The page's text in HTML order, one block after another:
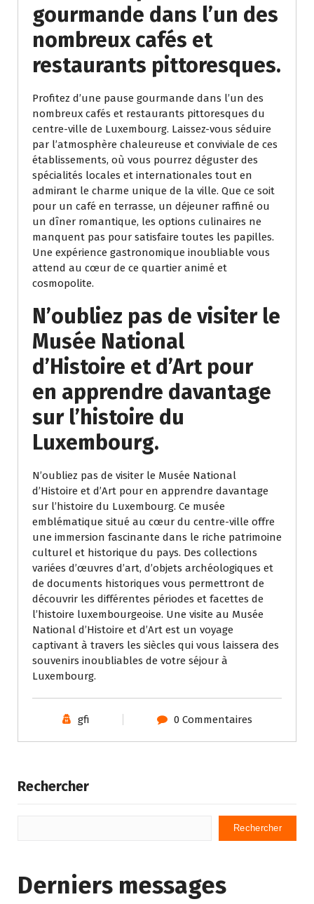
gourmande dans l’un des
nombreux cafés et
restaurants pittoresques.
Profitez d’une pause gourmande dans l’un des
nombreux cafés et restaurants pittoresques du
centre-ville de Luxembourg. Laissez-vous séduire
par l’atmosphère chaleureuse et conviviale de ces
établissements, où vous pourrez déguster des
spécialités locales et internationales tout en
admirant le charme unique de la ville. Que ce soit
pour un café en terrasse, un déjeuner raffiné ou
un dîner romantique, les options culinaires ne
manquent pas pour satisfaire toutes les papilles.
Une expérience gastronomique inoubliable vous
attend au cœur de ce quartier animé et
cosmopolite.
N’oubliez pas de visiter le
Musée National
d’Histoire et d’Art pour
en apprendre davantage
sur l’histoire du
Luxembourg.
N’oubliez pas de visiter le Musée National
d’Histoire et d’Art pour en apprendre davantage
sur l’histoire du Luxembourg. Ce musée
emblématique situé au cœur du centre-ville offre
une immersion fascinante dans le riche patrimoine
culturel et historique du pays. Des collections
variées d’œuvres d’art, d’objets archéologiques et
de documents historiques vous permettront de
découvrir les différentes périodes et facettes de
l’histoire luxembourgeoise. Une visite au Musée
National d’Histoire et d’Art est un voyage
captivant à travers les siècles qui vous laissera des
souvenirs inoubliables de votre séjour à
Luxembourg.
gfi 0 Commentaires
Rechercher
Rechercher
Derniers messages